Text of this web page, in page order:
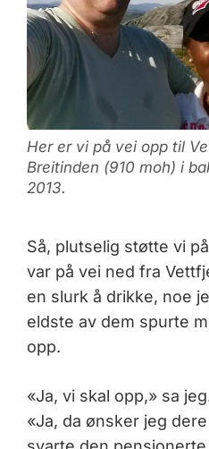
Her er vi på vei opp til
Breitinden (910 moh) i
2013.
Så, plutselig støtte vi
var på vei ned fra
en slurk å drikke, noe
eldste av dem spurte
opp.
«Ja, vi skal opp,» sa
«Ja, da ønsker jeg